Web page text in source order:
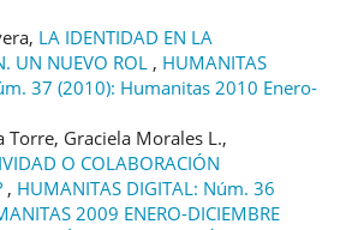
LA IDENTIDAD EN LA
UN NUEVO ROL , HUMANITAS
37 (2010): Humanitas 2010 Enero-
Torre, Graciela Morales L.,
O COLABORACIÓN
, HUMANITAS DIGITAL: Núm. 36
2009 ENERO-DICIEMBRE